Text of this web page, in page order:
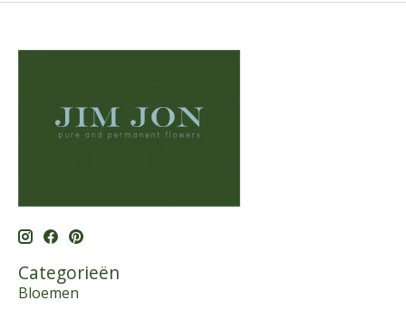
Categorieën
Bloemen